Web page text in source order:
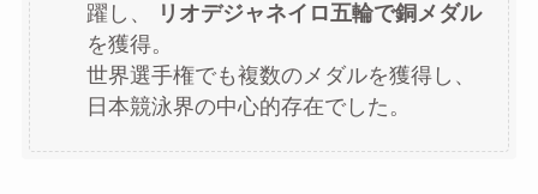
躍し、
リオデジャネイロ五輪で銅メダル
を獲得。
世界選手権でも複数のメダルを獲得し、
日本競泳界の中心的存在でした。